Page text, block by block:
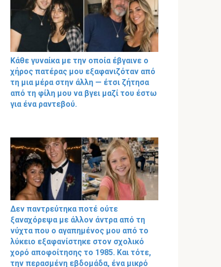
Κάθε γυναίκα με την οποία έβγαινε ο
χήρος πατέρας μου εξαφανιζόταν από
τη μια μέρα στην άλλη — έτσι ζήτησα
από τη φίλη μου να βγει μαζί του έστω
για ένα ραντεβού.
Δεν παντρεύτηκα ποτέ ούτε
ξαναχόρεψα με άλλον άντρα από τη
νύχτα που ο αγαπημένος μου από το
λύκειο εξαφανίστηκε στον σχολικό
χορό αποφοίτησης το 1985. Και τότε,
την περασμένη εβδομάδα, ένα μικρό